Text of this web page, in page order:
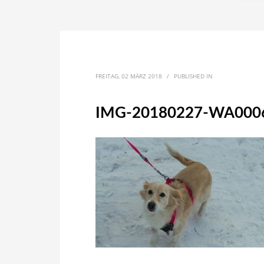
FREITAG, 02 MÄRZ 2018 / PUBLISHED IN
IMG-20180227-